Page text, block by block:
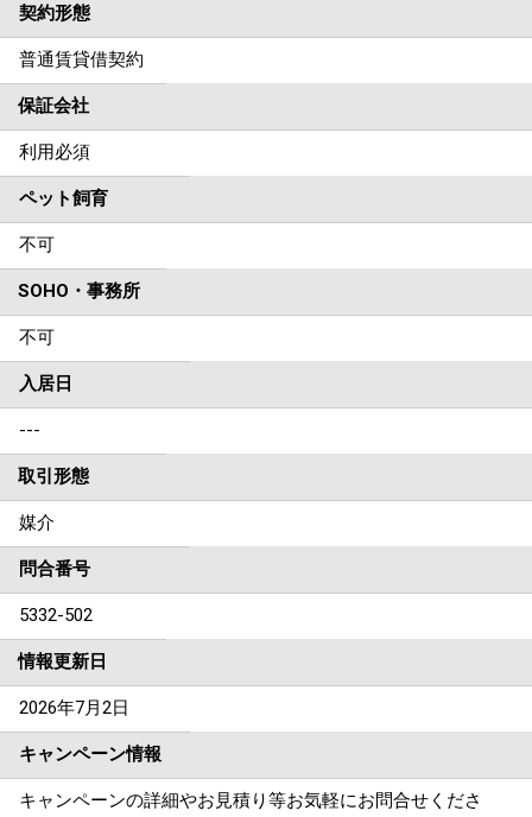
契約形態
普通賃貸借契約
保証会社
利用必須
ペット飼育
不可
SOHO・事務所
不可
入居日
---
取引形態
媒介
問合番号
5332-502
情報更新日
2026年7月2日
キャンペーン情報
キャンペーンの詳細やお見積り等お気軽にお問合せくださ